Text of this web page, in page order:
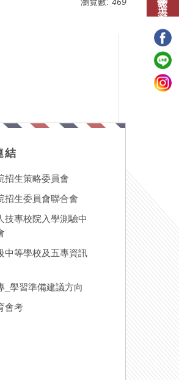
結
招生策略委員會
招生委員會聯合會
技專校院入學測驗中
中等學校及五專資訊
_學習準備建議方向
會考